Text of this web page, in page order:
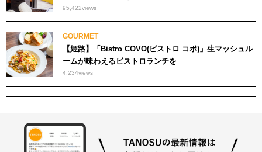
95,422views
GOURMET
【姫路】「Bistro COVO(ビストロ コボ)」生マッシュル
ームが味わえるビストロランチを
4,234views